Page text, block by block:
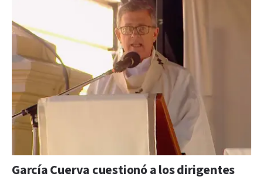
García Cuerva cuestionó a los dirigentes